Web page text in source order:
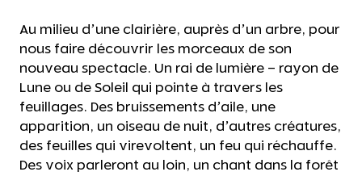
Au milieu d’une clairière, auprès d’un arbre, pour
nous faire découvrir les morceaux de son
nouveau spectacle. Un rai de lumière – rayon de
Lune ou de Soleil qui pointe à travers les
feuillages. Des bruissements d’aile, une
apparition, un oiseau de nuit, d’autres créatures,
des feuilles qui virevoltent, un feu qui réchauffe.
Des voix parleront au loin, un chant dans la forêt